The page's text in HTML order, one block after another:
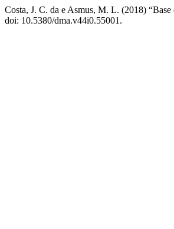
Costa, J. C. da e Asmus, M. L. (2018)
doi: 10.5380/dma.v44i0.55001.